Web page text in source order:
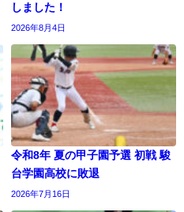
しました！
2026年8月4日
令和8年 夏の甲子園予選 初戦 駿
台学園高校に敗退
2026年7月16日